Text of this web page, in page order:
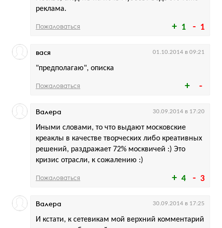
1 1
реклама.
Пожаловаться
"предполагаю", описка
вася 01.10.2014 в 09:21
Пожаловаться
4 3
Иными словами, то что выдают московские
креаклы в качестве творческих либо креативных
решений, раздражает 72% москвичей :) Это
кризис отрасли, к сожалению :)
Валера 30.09.2014 в 17:20
Пожаловаться
И кстати, к сетевикам мой верхний комментарий
Валера 30.09.2014 в 17:25